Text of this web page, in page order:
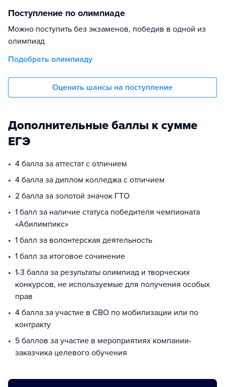
Поступление по олимпиаде
Можно поступить без экзаменов, победив в одной из
олимпиад
Подобрать олимпиаду
Оценить шансы на поступление
Дополнительные баллы к сумме
ЕГЭ
4 балла за аттестат с отличием
4 балла за диплом колледжа с отличием
2 балла за золотой значок ГТО
1 балл за наличие статуса победителя чемпионата
«Абилимпикс»
1 балл за волонтерская деятельность
1 балл за итоговое сочинение
1-3 балла за результаты олимпиад и творческих
конкурсов, не используемые для получения особых
прав
4 балла за участие в СВО по мобилизации или по
контракту
5 баллов за участие в мероприятиях компании-
заказчика целевого обучения